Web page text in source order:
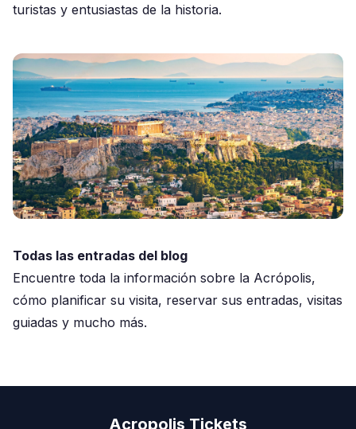
turistas y entusiastas de la historia.
Todas las entradas del blog
Encuentre toda la información sobre la Acrópolis,
cómo planificar su visita, reservar sus entradas, visitas
guiadas y mucho más.
Acropolis Tickets